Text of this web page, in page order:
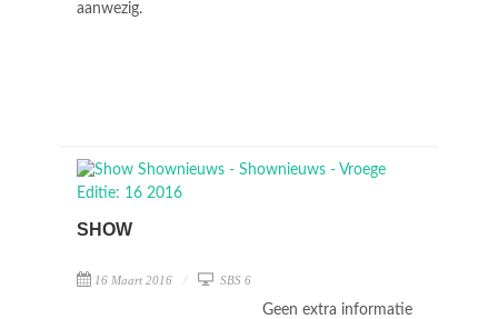
aanwezig.
SHOW
16 Maart 2016 SBS 6
Geen extra informatie